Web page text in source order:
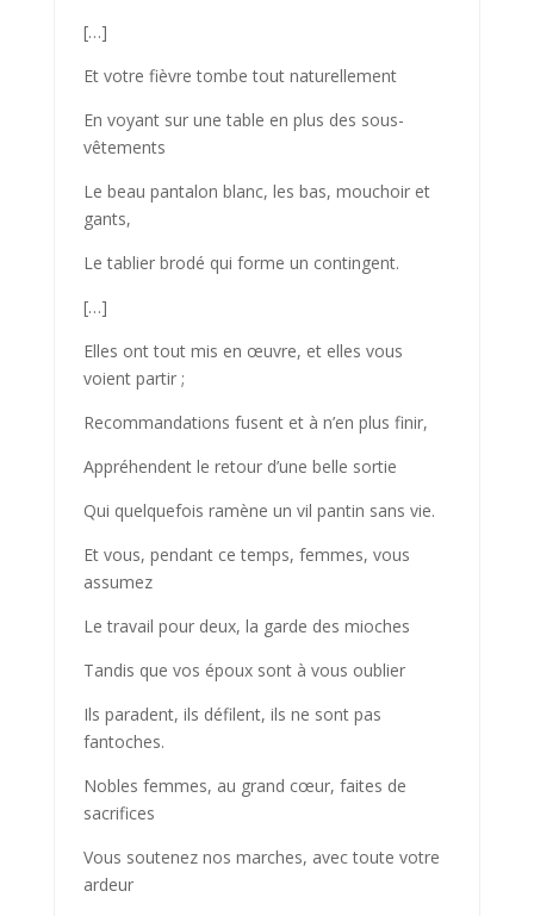
[…]
Et votre fièvre tombe tout naturellement
En voyant sur une table en plus des sous-
vêtements
Le beau pantalon blanc, les bas, mouchoir et
gants,
Le tablier brodé qui forme un contingent.
[…]
Elles ont tout mis en œuvre, et elles vous
voient partir ;
Recommandations fusent et à n’en plus finir,
Appréhendent le retour d’une belle sortie
Qui quelquefois ramène un vil pantin sans vie.
Et vous, pendant ce temps, femmes, vous
assumez
Le travail pour deux, la garde des mioches
Tandis que vos époux sont à vous oublier
Ils paradent, ils défilent, ils ne sont pas
fantoches.
Nobles femmes, au grand cœur, faites de
sacrifices
Vous soutenez nos marches, avec toute votre
ardeur